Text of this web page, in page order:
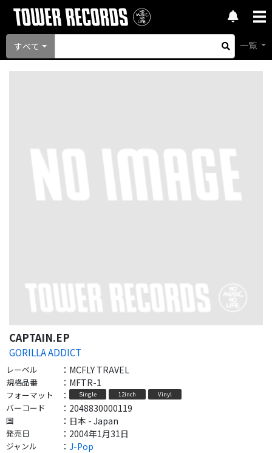
すべて 一覧
CAPTAIN.EP
GORILLA ADDICT
レーベル ： MCFLY TRAVEL
規格品番 ： MFTR-1
フォーマット ： Single 12inch Vinyl
バーコード ： 2048830000119
国 ： 日本 - Japan
発売日 ： 2004年1月31日
ジャンル ： J-Pop